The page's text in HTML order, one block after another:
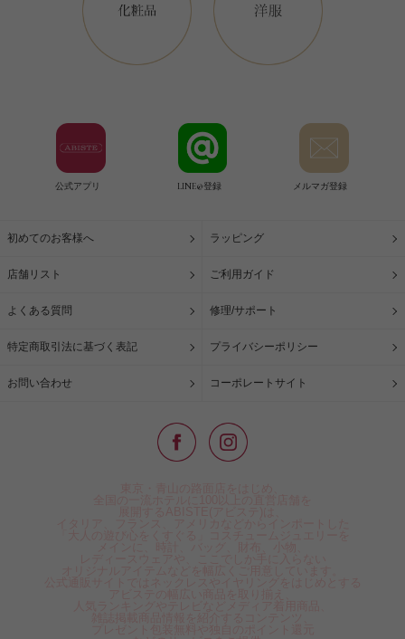
公式アプリ LINE@登録 メルマガ登録
初めてのお客様へ ラッピング
店舗リスト ご利用ガイド
よくある質問 修理/サポート
特定商取引法に基づく表記 プライバシーポリシー
お問い合わせ コーポレートサイト